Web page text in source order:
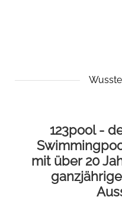
123pool -
mit über 20